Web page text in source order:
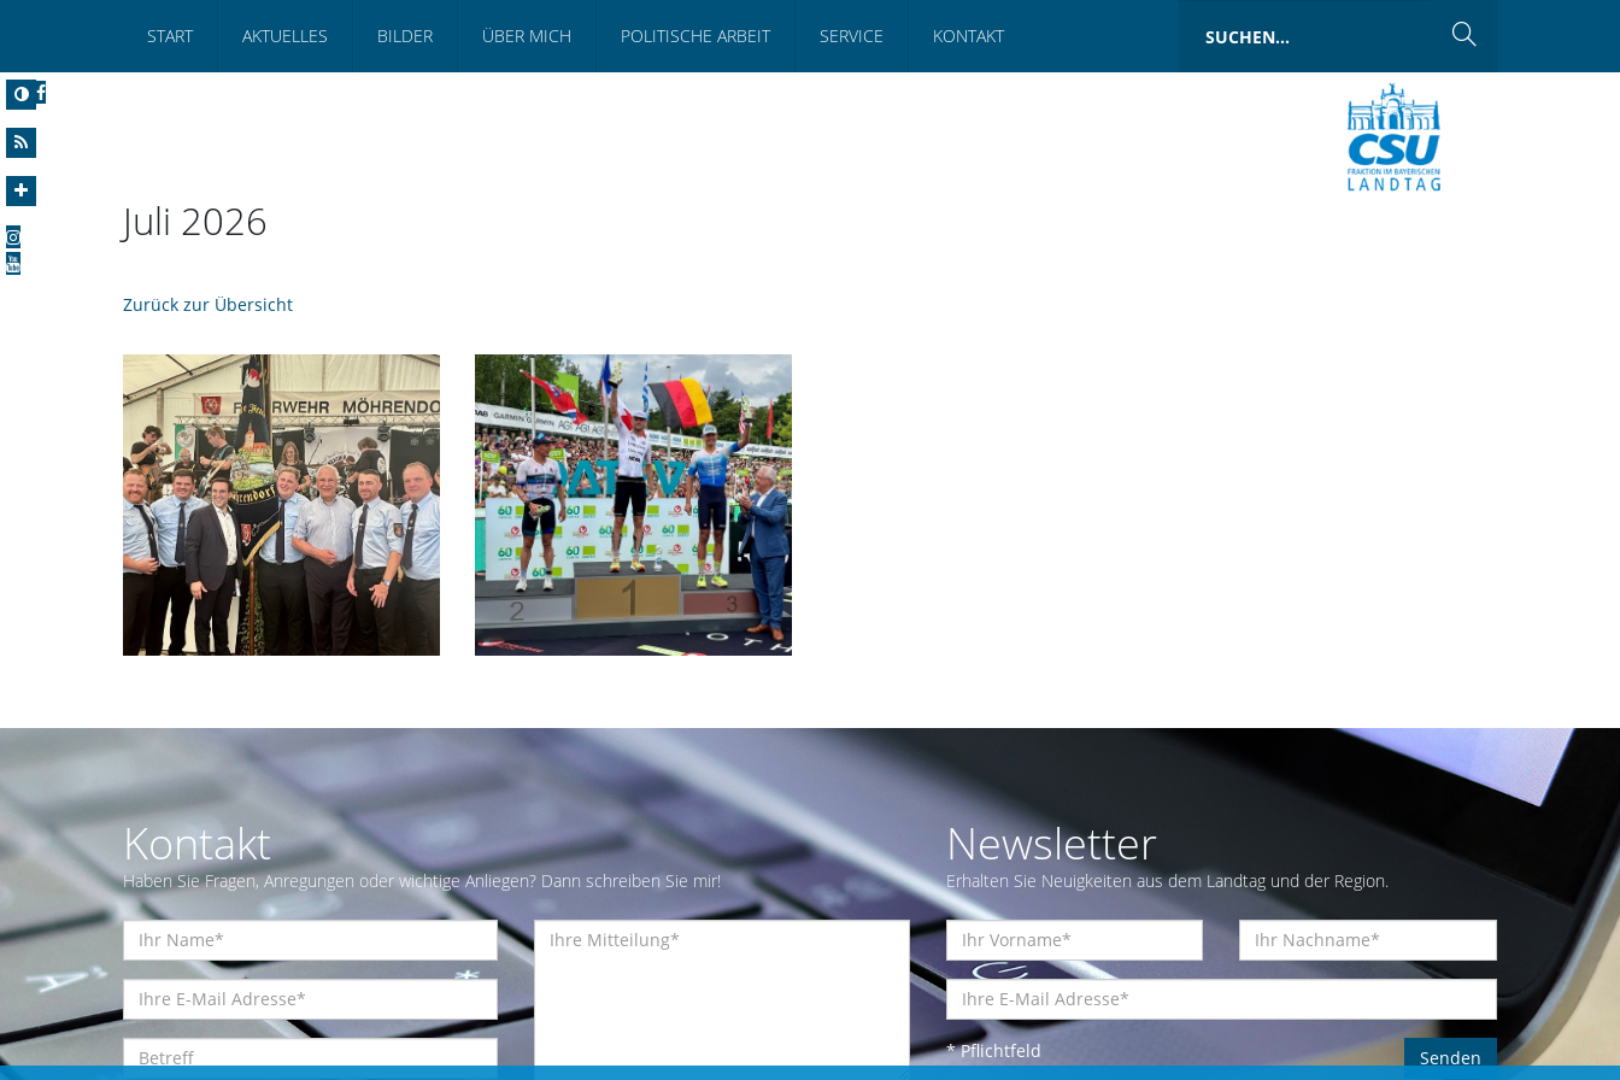
START AKTUELLES BILDER ÜBER MICH POLITISCHE ARBEIT SERVICE KONTAKT
Juli 2026
Zurück zur Übersicht
Kontakt
Haben Sie Fragen, Anregungen oder wichtige Anliegen? Dann schreiben Sie mir!
Newsletter
Erhalten Sie Neuigkeiten aus dem Landtag und der Region.
* Pflichtfeld